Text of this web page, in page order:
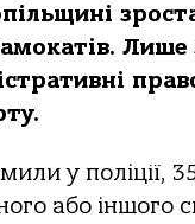
Лише
у поліції,
або іншого